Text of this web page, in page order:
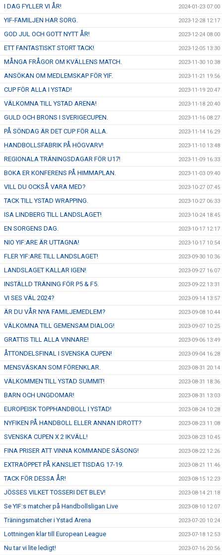
I DAG FYLLER VI ÅR! 2024-01-23 07:00
YIF-FAMILJEN HAR SORG. 2023-12-28 12:17
GOD JUL OCH GOTT NYTT ÅR! 2023-12-24 08:00
ETT FANTASTISKT STORT TACK! 2023-12-05 13:30
MÅNGA FRÅGOR OM KVÄLLENS MATCH. 2023-11-30 10:38
ANSÖKAN OM MEDLEMSKAP FÖR YIF. 2023-11-21 19:56
CUP FÖR ALLA I YSTAD! 2023-11-19 20:47
VÄLKOMNA TILL YSTAD ARENA! 2023-11-18 20:40
GULD OCH BRONS I SVERIGECUPEN. 2023-11-16 08:27
PÅ SÖNDAG ÄR DET CUP FÖR ALLA. 2023-11-14 16:29
HANDBOLLSFABRIK PÅ HÖGVARV! 2023-11-10 13:48
REGIONALA TRÄNINGSDAGAR FÖR U17! 2023-11-09 16:33
BOKA ER KONFERENS PÅ HIMMAPLAN. 2023-11-03 09:40
VILL DU OCKSÅ VARA MED? 2023-10-27 07:45
TACK TILL YSTAD WRAPPING. 2023-10-27 06:33
ISA LINDBERG TILL LANDSLAGET! 2023-10-24 18:45
EN SORGENS DAG. 2023-10-17 12:17
NIO YIF:ARE ÄR UTTAGNA! 2023-10-17 10:54
FLER YIF:ARE TILL LANDSLAGET! 2023-09-30 10:36
LANDSLAGET KALLAR IGEN! 2023-09-27 16:07
INSTÄLLD TRÄNING FÖR P5 & F5. 2023-09-22 13:31
VI SES VÄL 2024? 2023-09-14 13:57
ÄR DU VÅR NYA FAMILJEMEDLEM? 2023-09-08 10:44
VÄLKOMNA TILL GEMENSAM DIALOG! 2023-09-07 10:25
GRATTIS TILL ALLA VINNARE! 2023-09-06 13:49
ÅTTONDELSFINAL I SVENSKA CUPEN! 2023-09-04 16:28
MENSVÄSKAN SOM FÖRENKLAR. 2023-08-31 20:14
VÄLKOMMEN TILL YSTAD SUMMIT! 2023-08-31 18:36
BARN OCH UNGDOMAR! 2023-08-31 13:03
EUROPEISK TOPPHANDBOLL I YSTAD! 2023-08-24 10:28
NYFIKEN PÅ HANDBOLL ELLER ANNAN IDROTT? 2023-08-23 11:08
SVENSKA CUPEN X 2 IKVÄLL! 2023-08-23 10:45
FINA PRISER ATT VINNA KOMMANDE SÄSONG! 2023-08-22 12:26
EXTRAÖPPET PÅ KANSLIET TISDAG 17-19. 2023-08-21 11:46
TACK FÖR DESSA ÅR! 2023-08-15 12:23
JÖSSES VILKET TOSSERI DET BLEV! 2023-08-14 21:18
Se YIF:s matcher på Handbollsligan Live 2023-08-10 12:07
Träningsmatcher i Ystad Arena 2023-07-20 10:24
Lottningen klar till European League 2023-07-18 12:53
Nu tar vi lite ledigt! 2023-07-16 20:56